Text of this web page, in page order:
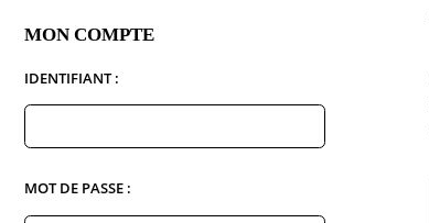
MON COMPTE
IDENTIFIANT :
MOT DE PASSE :